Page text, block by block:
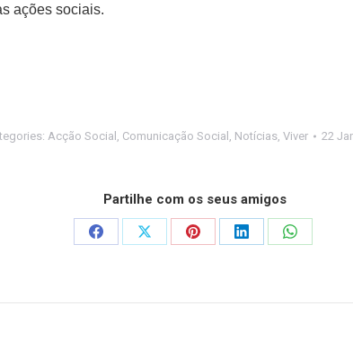
ações sociais.
Acção Social Comunicação Social Notícias Viver 22
Partilhe com os seus amigos
Share
Share
Share
Share
Share